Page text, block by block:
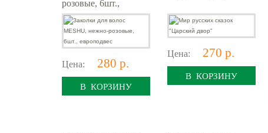
розовые, 6шт.,
европодвес
Цена: 280 р.
В КОРЗИНУ
Цена: 270 р.
В КОРЗИНУ